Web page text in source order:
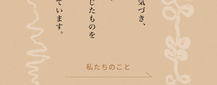
私たちのこと